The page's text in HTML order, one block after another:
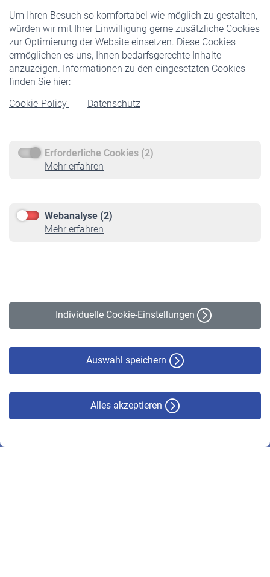
Um Ihren Besuch so komfortabel wie möglich zu gestalten,
würden wir mit Ihrer Einwilligung gerne zusätzliche Cookies
zur Optimierung der Website einsetzen. Diese Cookies
ermöglichen es uns, Ihnen bedarfsgerechte Inhalte
anzuzeigen. Informationen zu den eingesetzten Cookies
finden Sie hier:
Cookie-Policy
Datenschutz
Erforderliche Cookies (2)
Mehr erfahren
Webanalyse (2)
Mehr erfahren
Individuelle Cookie-Einstellungen
Auswahl speichern
Alles akzeptieren
Staatliche Förderung
Veranstaltungen
Rentner
Rentenbeginn
Rente beantragen
Service
Informationen
Online-Rechner
VBLnewsletter
Erklärung zur Barrierefreiheit
© VBL 2026